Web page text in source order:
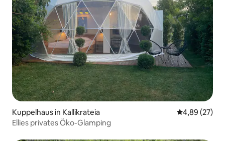
Kuppelhaus in Kallikrateia
4,89 (27)
Ellies privates Öko-Glamping